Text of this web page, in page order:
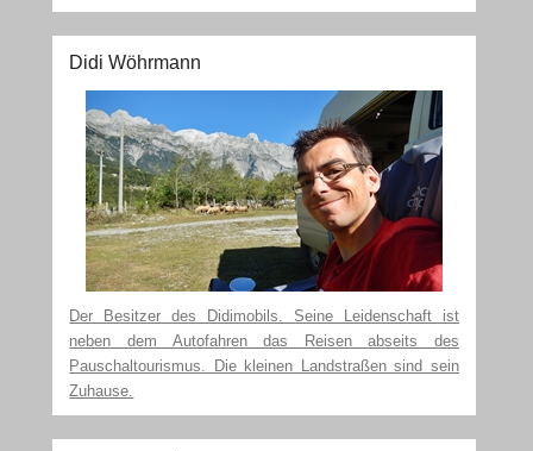
Didi Wöhrmann
Der Besitzer des Didimobils. Seine Leidenschaft ist
neben dem Autofahren das Reisen abseits des
Pauschaltourismus. Die kleinen Landstraßen sind sein
Zuhause.